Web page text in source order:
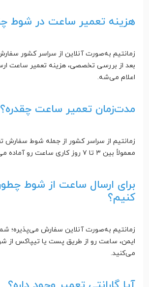
هزینه تعمیر ساعت در شوط
زمانتیم به‌صورت آنلاین از سراسر کشور
بعد از بررسی تخصصی، هزینه تعمیر ساعت
اعلام می‌شه.
مدت‌زمان تعمیر ساعت چقدره؟
زمانتیم از سراسر کشور از جمله شوط سفارش
معمولاً بین ۳ تا ۷ روز کاری ساعت رو آماده می‌کنه.
برای ارسال ساعت از شوط
کنیم؟
زمانتیم به‌صورت آنلاین سفارش می‌پذیره؛
ایمن، ساعت رو از طریق پست یا تیپاکس از
می‌کنید.